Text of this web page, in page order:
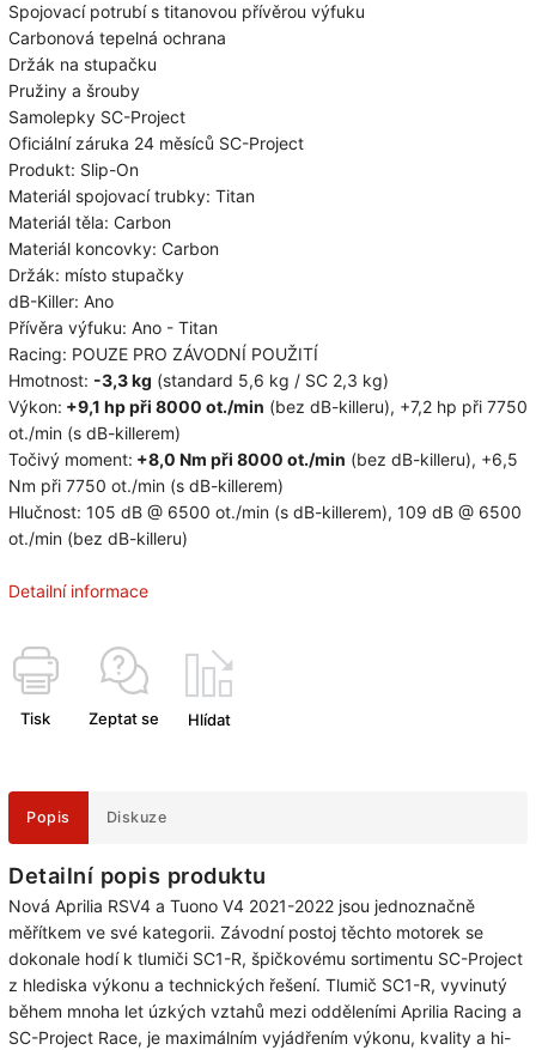
Spojovací potrubí s titanovou přívěrou výfuku
Carbonová tepelná ochrana
Držák na stupačku
Pružiny a šrouby
Samolepky SC-Project
Oficiální záruka 24 měsíců SC-Project
Produkt: Slip-On
Materiál spojovací trubky: Titan
Materiál těla: Carbon
Materiál koncovky: Carbon
Držák: místo stupačky
dB-Killer: Ano
Přívěra výfuku: Ano - Titan
Racing: POUZE PRO ZÁVODNÍ POUŽITÍ
Hmotnost: -3,3 kg (standard 5,6 kg / SC 2,3 kg)
Výkon: +9,1 hp při 8000 ot./min (bez dB-killeru), +7,2 hp při 7750
ot./min (s dB-killerem)
Točivý moment: +8,0 Nm při 8000 ot./min (bez dB-killeru), +6,5
Nm při 7750 ot./min (s dB-killerem)
Hlučnost: 105 dB @ 6500 ot./min (s dB-killerem), 109 dB @ 6500
ot./min (bez dB-killeru)
Detailní informace
Tisk Zeptat se Hlídat
Popis Diskuze
Detailní popis produktu
Nová Aprilia RSV4 a Tuono V4 2021-2022 jsou jednoznačně
měřítkem ve své kategorii. Závodní postoj těchto motorek se
dokonale hodí k tlumiči SC1-R, špičkovému sortimentu SC-Project
z hlediska výkonu a technických řešení. Tlumič SC1-R, vyvinutý
během mnoha let úzkých vztahů mezi odděleními Aprilia Racing a
SC-Project Race, je maximálním vyjádřením výkonu, kvality a hi-